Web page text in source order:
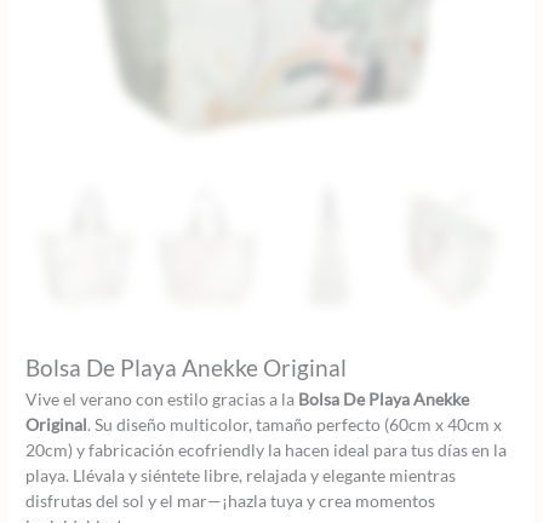
Bolsa De Playa Anekke Original
Vive el verano con estilo gracias a la Bolsa De Playa Anekke
Original. Su diseño multicolor, tamaño perfecto (60cm x 40cm x
20cm) y fabricación ecofriendly la hacen ideal para tus días en la
playa. Llévala y siéntete libre, relajada y elegante mientras
disfrutas del sol y el mar—¡hazla tuya y crea momentos